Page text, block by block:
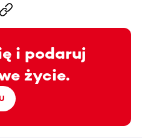
i podaruj
życie.